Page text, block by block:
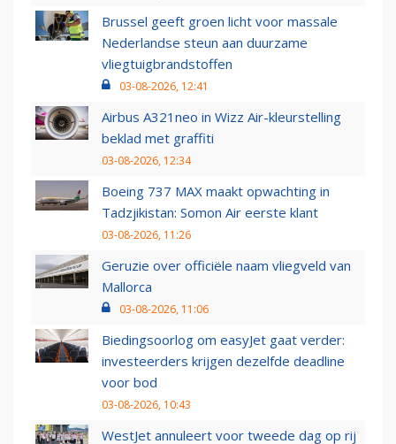
Brussel geeft groen licht voor massale
Nederlandse steun aan duurzame
vliegtuigbrandstoffen
03-08-2026, 12:41
Airbus A321neo in Wizz Air-kleurstelling
beklad met graffiti
03-08-2026, 12:34
Boeing 737 MAX maakt opwachting in
Tadzjikistan: Somon Air eerste klant
03-08-2026, 11:26
Geruzie over officiële naam vliegveld van
Mallorca
03-08-2026, 11:06
Biedingsoorlog om easyJet gaat verder:
investeerders krijgen dezelfde deadline
voor bod
03-08-2026, 10:43
WestJet annuleert voor tweede dag op rij